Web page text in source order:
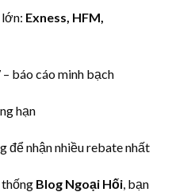
Exness, HFM,
báo cáo minh bạch
hạn
nhận nhiều rebate nhất
thống Blog Ngoại Hối , bạn